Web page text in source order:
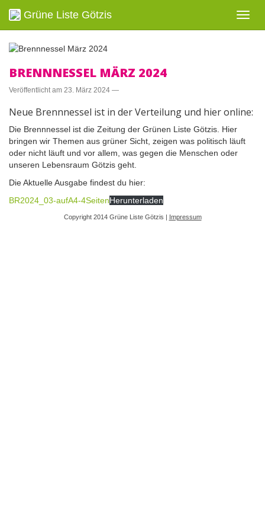
ein-/
Grüne Liste Götzis
BRENNNESSEL MÄRZ 2024
Veröffentlicht am 23. März 2024 —
Neue Brennnessel ist in der Verteilung und hier online:
Die Brennnessel ist die Zeitung der Grünen Liste Götzis. Hier
bringen wir Themen aus grüner Sicht, zeigen was politisch läuft
oder nicht läuft und vor allem, was gegen die Menschen oder
unseren Lebensraum Götzis geht.
Die Aktuelle Ausgabe findest du hier:
BR2024_03-aufA4-4SeitenHerunterladen
Copyright 2014 Grüne Liste Götzis | Impressum